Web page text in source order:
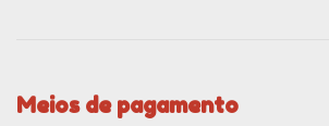
Meios de pagamento